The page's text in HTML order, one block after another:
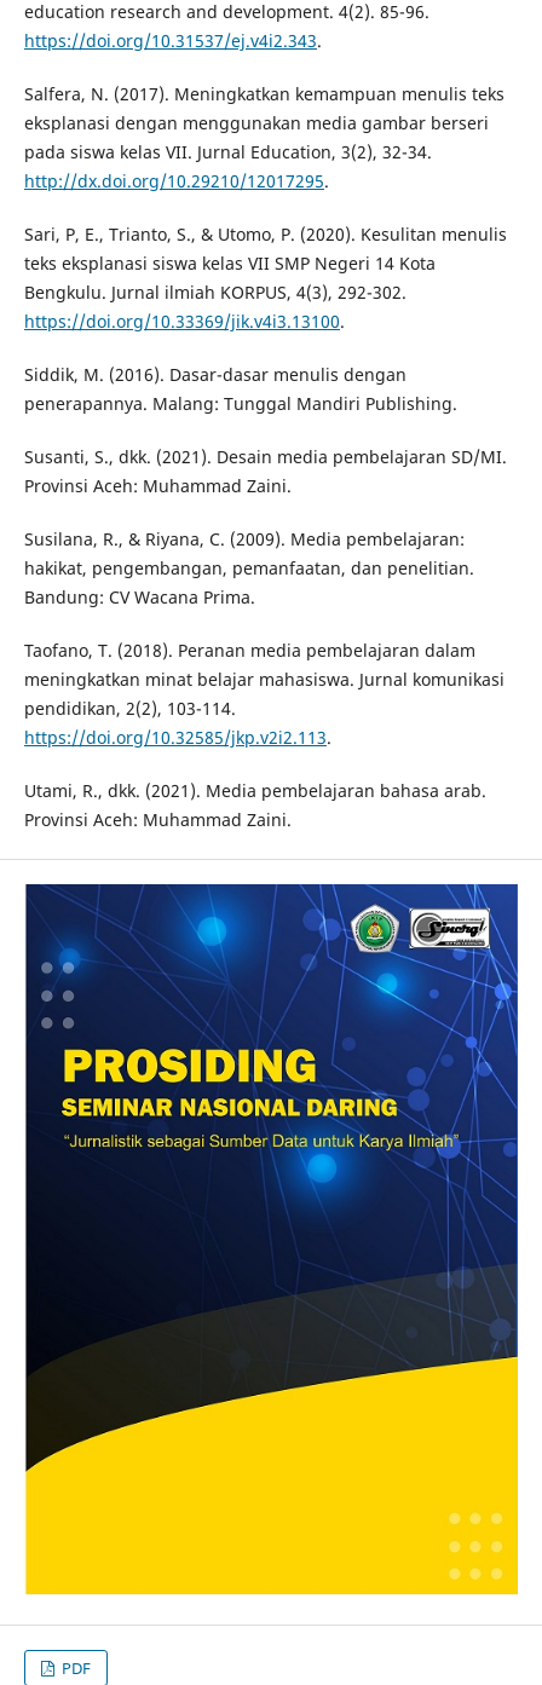
education research and development. 4(2). 85-96.
https://doi.org/10.31537/ej.v4i2.343.
Salfera, N. (2017). Meningkatkan kemampuan menulis teks
eksplanasi dengan menggunakan media gambar berseri
pada siswa kelas VII. Jurnal Education, 3(2), 32-34.
http://dx.doi.org/10.29210/12017295.
Sari, P, E., Trianto, S., & Utomo, P. (2020). Kesulitan menulis
teks eksplanasi siswa kelas VII SMP Negeri 14 Kota
Bengkulu. Jurnal ilmiah KORPUS, 4(3), 292-302.
https://doi.org/10.33369/jik.v4i3.13100.
Siddik, M. (2016). Dasar-dasar menulis dengan
penerapannya. Malang: Tunggal Mandiri Publishing.
Susanti, S., dkk. (2021). Desain media pembelajaran SD/MI.
Provinsi Aceh: Muhammad Zaini.
Susilana, R., & Riyana, C. (2009). Media pembelajaran:
hakikat, pengembangan, pemanfaatan, dan penelitian.
Bandung: CV Wacana Prima.
Taofano, T. (2018). Peranan media pembelajaran dalam
meningkatkan minat belajar mahasiswa. Jurnal komunikasi
pendidikan, 2(2), 103-114.
https://doi.org/10.32585/jkp.v2i2.113.
Utami, R., dkk. (2021). Media pembelajaran bahasa arab.
Provinsi Aceh: Muhammad Zaini.
PDF